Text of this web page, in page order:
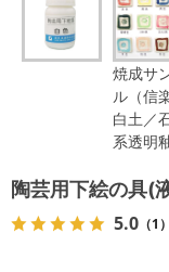
焼成サ
ル（信
白土／
系透明釉
陶芸用下絵の具(
5.0 （1）